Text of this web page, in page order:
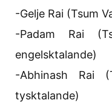
-Gelje Rai (Tsum
-Padam Rai
engelsktalande)
-Abhinash Rai
tysktalande)